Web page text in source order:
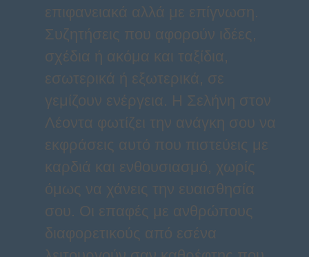
επιφανειακά αλλά με επίγνωση.
Συζητήσεις που αφορούν ιδέες,
σχέδια ή ακόμα και ταξίδια,
εσωτερικά ή εξωτερικά, σε
γεμίζουν ενέργεια. Η Σελήνη στον
Λέοντα φωτίζει την ανάγκη σου να
εκφράσεις αυτό που πιστεύεις με
καρδιά και ενθουσιασμό, χωρίς
όμως να χάνεις την ευαισθησία
σου. Οι επαφές με ανθρώπους
διαφορετικούς από εσένα